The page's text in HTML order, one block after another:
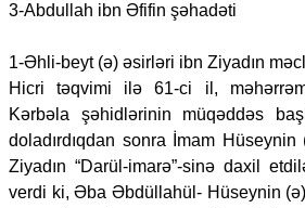
3-Abdullah ibn Əfifin şəhadəti
1-Əhli-beyt (ə) əsirləri ibn Ziyadın
Hicri təqvimi ilə 61-ci il,
Kərbəla şəhidlərinin müqəddəs
doladırdıqdan sonra İmam
Ziyadın “Darül-imarə”-sinə daxil
verdi ki, Əba Əbdüllahül- Hüseynin (ə)